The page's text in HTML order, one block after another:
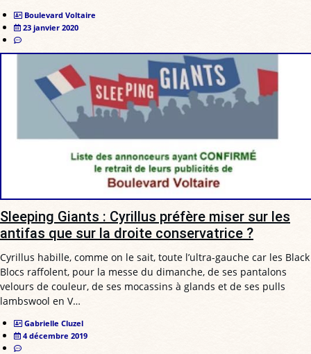
Boulevard Voltaire
23 janvier 2020
Sleeping Giants : Cyrillus préfère miser sur les
antifas que sur la droite conservatrice ?
Cyrillus habille, comme on le sait, toute l’ultra-gauche car les Black
Blocs raffolent, pour la messe du dimanche, de ses pantalons
velours de couleur, de ses mocassins à glands et de ses pulls
lambswool en V…
Gabrielle Cluzel
4 décembre 2019